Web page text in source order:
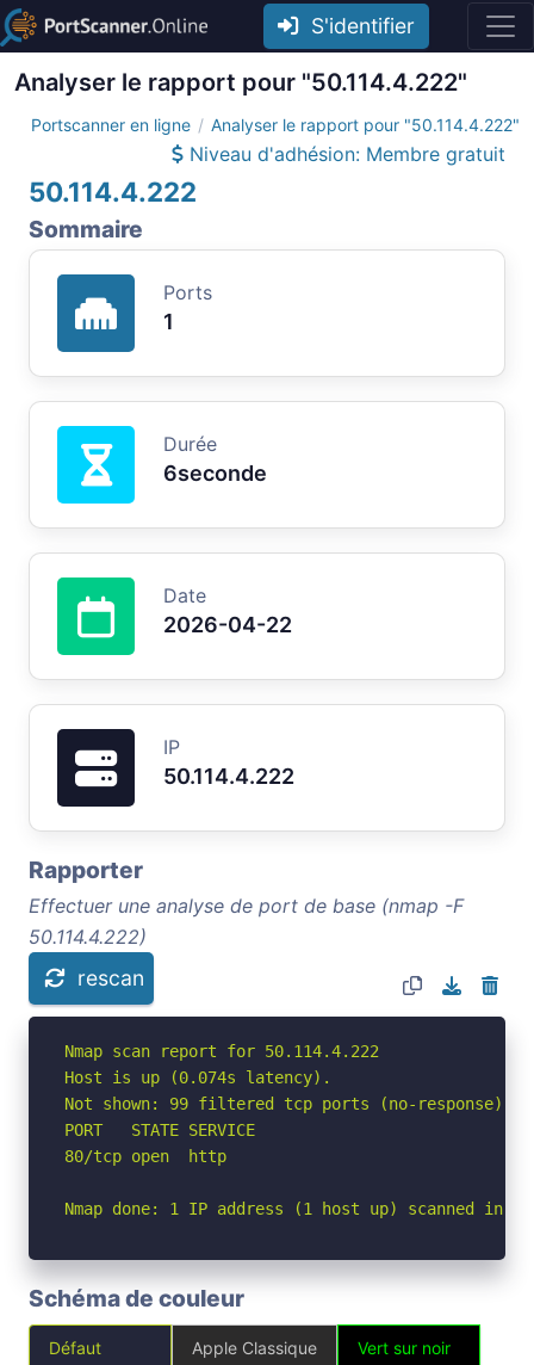
S'identifier
Analyser le rapport pour "50.114.4.222"
Portscanner en ligne Analyser le rapport pour "50.114.4.222"
Niveau d'adhésion: Membre gratuit
50.114.4.222
Sommaire
Ports
1
Durée
6seconde
Date
2026-04-22
IP
50.114.4.222
Rapporter
Effectuer une analyse de port de base (nmap -F
50.114.4.222)
rescan
Nmap scan report for 50.114.4.222
Host is up (0.074s latency).
Not shown: 99 filtered tcp ports (no-response)
PORT   STATE SERVICE
80/tcp open  http
Nmap done: 1 IP address (1 host up) scanned in
Schéma de couleur
Défaut Apple Classique Vert sur noir